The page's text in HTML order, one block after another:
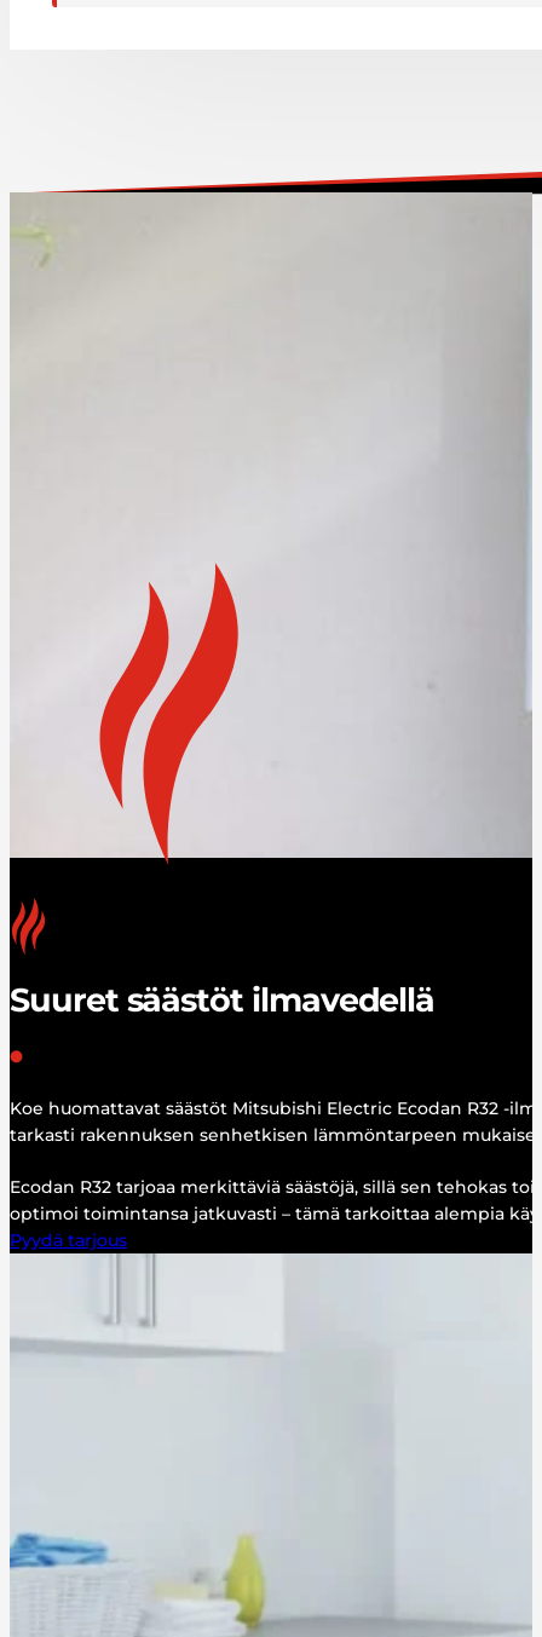
Suuret säästöt ilmavedellä
Koe huomattavat säästöt Mitsubishi Electric Ecodan R32 -
tarkasti rakennuksen senhetkisen lämmöntarpeen
Ecodan R32 tarjoaa merkittäviä säästöjä, sillä sen tehokas
optimoi toimintansa jatkuvasti – tämä tarkoittaa alempia
Pyydä tarjous